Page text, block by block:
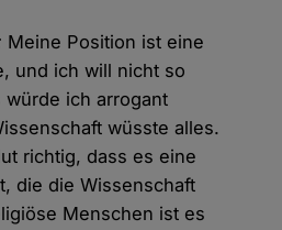
Meine Position ist eine
und ich will nicht so
würde ich arrogant
wüsste alles.
richtig, dass es eine
die die Wissenschaft
Menschen ist es